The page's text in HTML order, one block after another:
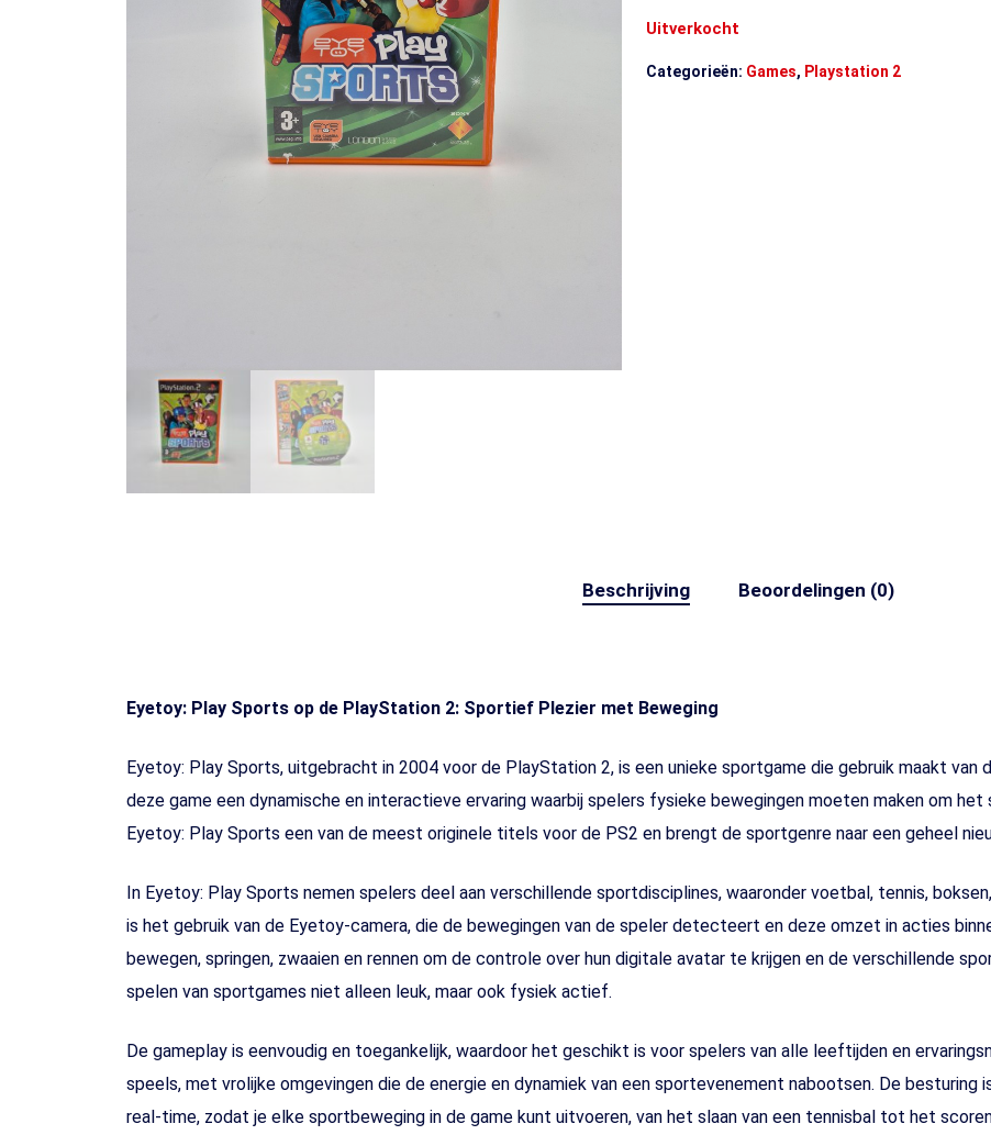
Toets enter of druk ESC
Uitverkocht
Categorieën: Games, Playstation 2
Beschrijving Beoordelingen (0)
Eyetoy: Play Sports op de PlayStation 2: Sportief Plezier met Beweging
Eyetoy: Play Sports, uitgebracht in 2004 voor de PlayStation 2, is een unieke sportgame die gebruik maakt van
deze game een dynamische en interactieve ervaring waarbij spelers fysieke bewegingen moeten maken om
Eyetoy: Play Sports een van de meest originele titels voor de PS2 en brengt de sportgenre naar een geheel
In Eyetoy: Play Sports nemen spelers deel aan verschillende sportdisciplines, waaronder voetbal, tennis,
is het gebruik van de Eyetoy-camera, die de bewegingen van de speler detecteert en deze omzet in acties
bewegen, springen, zwaaien en rennen om de controle over hun digitale avatar te krijgen en de verschillende
spelen van sportgames niet alleen leuk, maar ook fysiek actief.
De gameplay is eenvoudig en toegankelijk, waardoor het geschikt is voor spelers van alle leeftijden en
speels, met vrolijke omgevingen die de energie en dynamiek van een sportevenement nabootsen. De
real-time, zodat je elke sportbeweging in de game kunt uitvoeren, van het slaan van een tennisbal tot het